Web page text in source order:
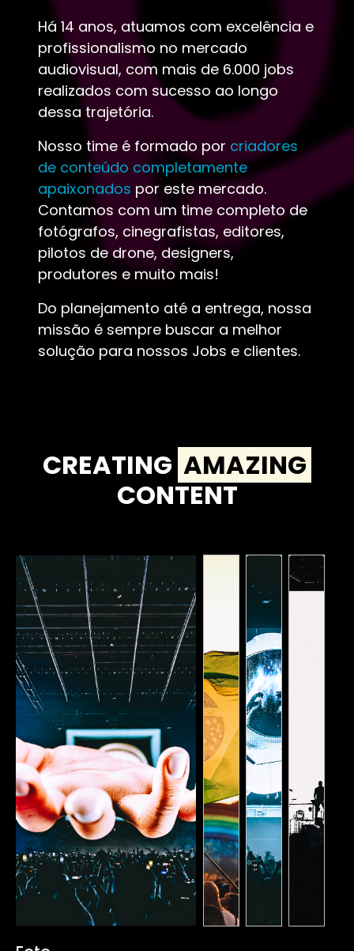
Há 14 anos, atuamos com excelência e
profissionalismo no mercado
audiovisual, com mais de 6.000 jobs
realizados com sucesso ao longo
dessa trajetória.
Nosso time é formado por criadores
de conteúdo completamente
apaixonados por este mercado.
Contamos com um time completo de
fotógrafos, cinegrafistas, editores,
pilotos de drone, designers,
produtores e muito mais!
Do planejamento até a entrega, nossa
missão é sempre buscar a melhor
solução para nossos Jobs e clientes.
CREATING AMAZING
CONTENT